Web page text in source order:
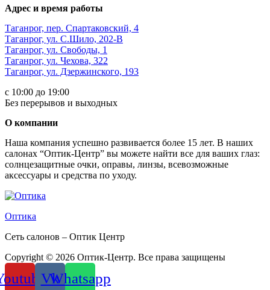
Адрес и время работы
Таганрог, пер. Спартаковский, 4
Таганрог, ул. С.Шило, 202-В
Таганрог, ул. Свободы, 1
Таганрог, ул. Чехова, 322
Таганрог, ул. Дзержинского, 193
с 10:00 до 19:00
Без перерывов и выходных
О компании
Наша компания успешно развивается более 15 лет. В наших
салонах “Оптик-Центр” вы можете найти все для ваших глаз:
солнцезащитные очки, оправы, линзы, всевозможные
аксессуары и средства по уходу.
Оптика
Сеть салонов – Оптик Центр
Copyright © 2026 Оптик-Центр. Все права защищены
VkWhatsapp